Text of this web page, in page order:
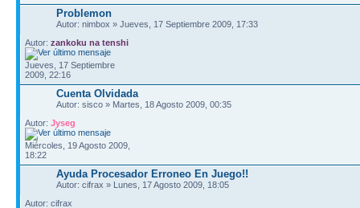
Problemon
Autor: nimbox » Jueves, 17 Septiembre 2009, 17:33
Autor: zankoku na tenshi
Jueves, 17 Septiembre
2009, 22:16
Cuenta Olvidada
Autor: sisco » Martes, 18 Agosto 2009, 00:35
Autor: Jyseg
Miércoles, 19 Agosto 2009,
18:22
Ayuda Procesador Erroneo En Juego!!
Autor: cifrax » Lunes, 17 Agosto 2009, 18:05
Autor: cifrax